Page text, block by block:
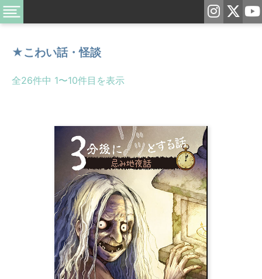
★こわい話・怪談
全26件中 1〜10件目を表示